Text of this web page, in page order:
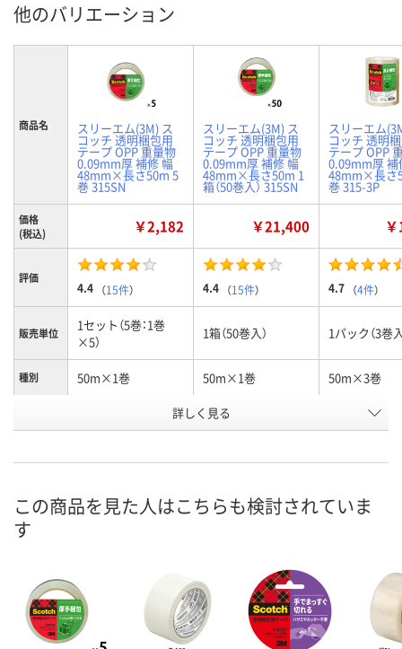
他のバリエーション
商品名 スリーエム(3M) ス
コッチ 透明梱包用
テープ OPP 重量物
0.09mm厚 補修 幅
48mm×長さ50m 5
巻 315SN
スリーエム(3M) ス
コッチ 透明梱包用
テープ OPP 重量物
0.09mm厚 補修 幅
48mm×長さ50m 1
箱（50巻入） 315SN
スリーエム
コッチ 透明
テープ OPP
0.09mm厚 補
48mm×長さ
巻 315-3P
価格
(税込)
￥2,182 ￥21,400
評価
4.4 （15件） 4.4 （15件） 4.7 （4件）
販売単位
1セット（5巻：1巻
×5）
1箱（50巻入） 1パック（3巻
種別 50m×1巻 50m×1巻 50m×3巻
カッターなし
2063860 2063879 3494138
在庫 入荷待ち
お届け日
ません
現在ご注文いただけ
ません
販売停止中
詳しく見る
この商品を見た人はこちらも検討されていま
す